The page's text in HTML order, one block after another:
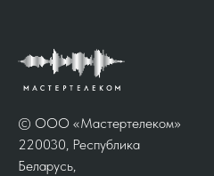
© ООО «Мастертелеком»
220030, Республика
Беларусь,